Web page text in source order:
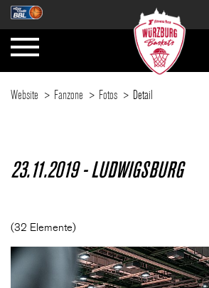
SAISON
NEWS
Website Fanzone Fotos Detail
23.11.2019 - LUDWIGSBURG
(32 Elemente)